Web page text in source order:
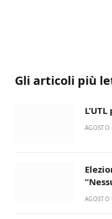
Gli articoli più